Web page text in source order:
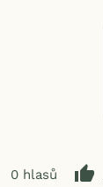
0 hlasů